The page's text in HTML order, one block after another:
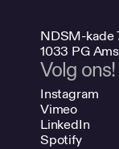
NDSM-kade
1033 PG
Volg ons!
Instagram
Vimeo
LinkedIn
Spotify